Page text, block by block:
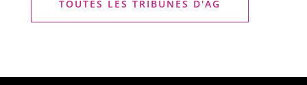
TOUTES LES TRIBUNES D'AG